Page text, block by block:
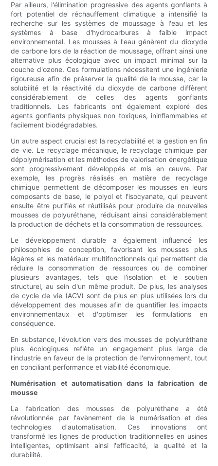
Par ailleurs, l'élimination progressive des agents gonflants à
fort potentiel de réchauffement climatique a intensifié la
recherche sur les systèmes de moussage à l'eau et les
systèmes à base d'hydrocarbures à faible impact
environnemental. Les mousses à l'eau génèrent du dioxyde
de carbone lors de la réaction de moussage, offrant ainsi une
alternative plus écologique avec un impact minimal sur la
couche d'ozone. Ces formulations nécessitent une ingénierie
rigoureuse afin de préserver la qualité de la mousse, car la
solubilité et la réactivité du dioxyde de carbone diffèrent
considérablement de celles des agents gonflants
traditionnels. Les fabricants ont également exploré des
agents gonflants physiques non toxiques, ininflammables et
facilement biodégradables.
Un autre aspect crucial est la recyclabilité et la gestion en fin
de vie. Le recyclage mécanique, le recyclage chimique par
dépolymérisation et les méthodes de valorisation énergétique
sont progressivement développés et mis en œuvre. Par
exemple, les progrès réalisés en matière de recyclage
chimique permettent de décomposer les mousses en leurs
composants de base, le polyol et l'isocyanate, qui peuvent
ensuite être purifiés et réutilisés pour produire de nouvelles
mousses de polyuréthane, réduisant ainsi considérablement
la production de déchets et la consommation de ressources.
Le développement durable a également influencé les
philosophies de conception, favorisant les mousses plus
légères et les matériaux multifonctionnels qui permettent de
réduire la consommation de ressources ou de combiner
plusieurs avantages, tels que l'isolation et le soutien
structurel, au sein d'un même produit. De plus, les analyses
de cycle de vie (ACV) sont de plus en plus utilisées lors du
développement des mousses afin de quantifier les impacts
environnementaux et d'optimiser les formulations en
conséquence.
En substance, l'évolution vers des mousses de polyuréthane
plus écologiques reflète un engagement plus large de
l'industrie en faveur de la protection de l'environnement, tout
en conciliant performance et viabilité économique.
Numérisation et automatisation dans la fabrication de
mousse
La fabrication des mousses de polyuréthane a été
révolutionnée par l'avènement de la numérisation et des
technologies d'automatisation. Ces innovations ont
transformé les lignes de production traditionnelles en usines
intelligentes, optimisant ainsi l'efficacité, la qualité et la
durabilité.